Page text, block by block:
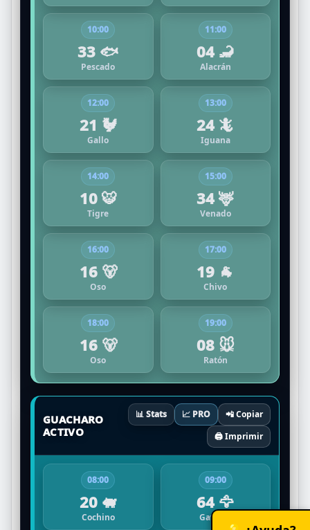
10:00
33 🐟
Pescado
11:00
04 🦂
Alacrán
12:00
21 🐓
Gallo
13:00
24 🦎
Iguana
14:00
10 🐯
Tigre
15:00
34 🦌
Venado
16:00
16 🐻
Oso
17:00
19 🐐
Chivo
18:00
16 🐻
Oso
19:00
08 🐭
Ratón
GUACHARO
ACTIVO
📊 Stats 📈 PRO
📲 Copiar
🖨️ Imprimir
08:00
20 🐖
Cochino
09:00
64 🦅
Gavilán